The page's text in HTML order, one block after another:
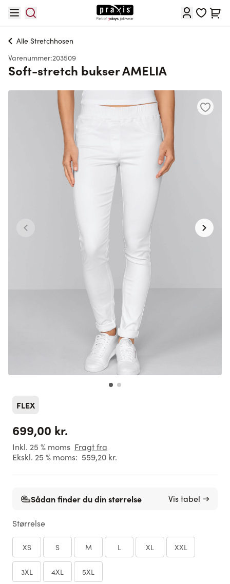
Cart
Alle Stretchhosen
Varenummer:203509
Soft-stretch bukser AMELIA
FLEX
699,00 kr.
Inkl. 25 % moms Fragt fra
Ekskl. 25 % moms: 559,20 kr.
Sådan finder du din størrelse Vis tabel →
Størrelse
XS S M L XL XXL
3XL 4XL 5XL